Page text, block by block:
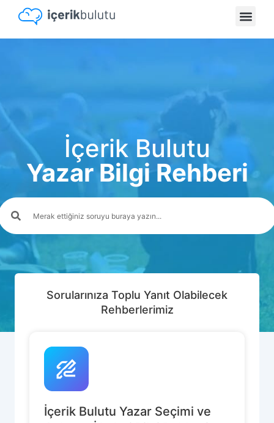
İçerik Bulutu
Yazar Bilgi Rehberi
Sorularınıza Toplu Yanıt Olabilecek
Rehberlerimiz
İçerik Bulutu Yazar Seçimi ve